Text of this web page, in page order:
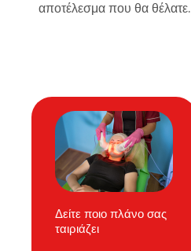
αποτέλεσμα που θα θέλατε.
Δείτε ποιο πλάνο σας
ταιριάζει